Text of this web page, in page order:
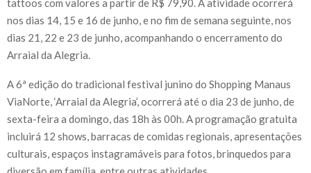
tattoos com valores a partir de R$ 79,90. A atividade ocorrerá
nos dias 14, 15 e 16 de junho, e no fim de semana seguinte, nos
dias 21, 22 e 23 de junho, acompanhando o encerramento do
Arraial da Alegria.
A 6ª edição do tradicional festival junino do Shopping Manaus
ViaNorte, ‘Arraial da Alegria’, ocorrerá até o dia 23 de junho, de
sexta-feira a domingo, das 18h às 00h. A programação gratuita
incluirá 12 shows, barracas de comidas regionais, apresentações
culturais, espaços instagramáveis para fotos, brinquedos para